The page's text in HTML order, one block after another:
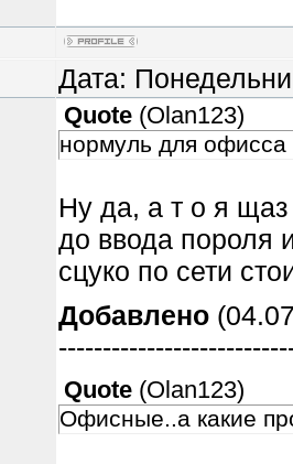
Дата:
Quote (Olan123)
нормуль для офисса
Ну да, а т о я
до ввода пороля
сцуко по сети
Добавлено
Quote (Olan123)
Офисные..а какие